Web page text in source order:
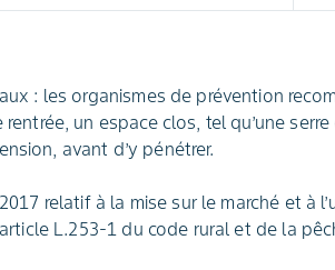
: les organismes de prévention
un espace clos, tel qu’une
avant d’y pénétrer.
relatif à la mise sur le marché et à
L.253-1 du code rural et de la